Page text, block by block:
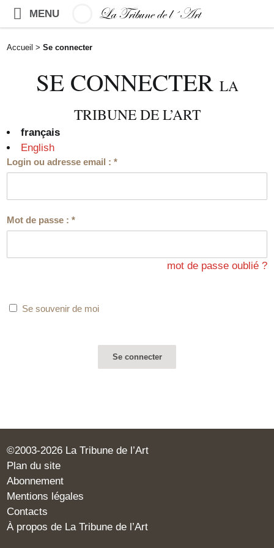
MENU
Accueil > Se connecter
SE CONNECTER LA
TRIBUNE DE L’ART
français
English
Login ou adresse email :*
Mot de passe :*
mot de passe oublié ?
Se souvenir de moi
©2003-2026 La Tribune de l’Art
Plan du site
Abonnement
Mentions légales
Contacts
À propos de La Tribune de l’Art